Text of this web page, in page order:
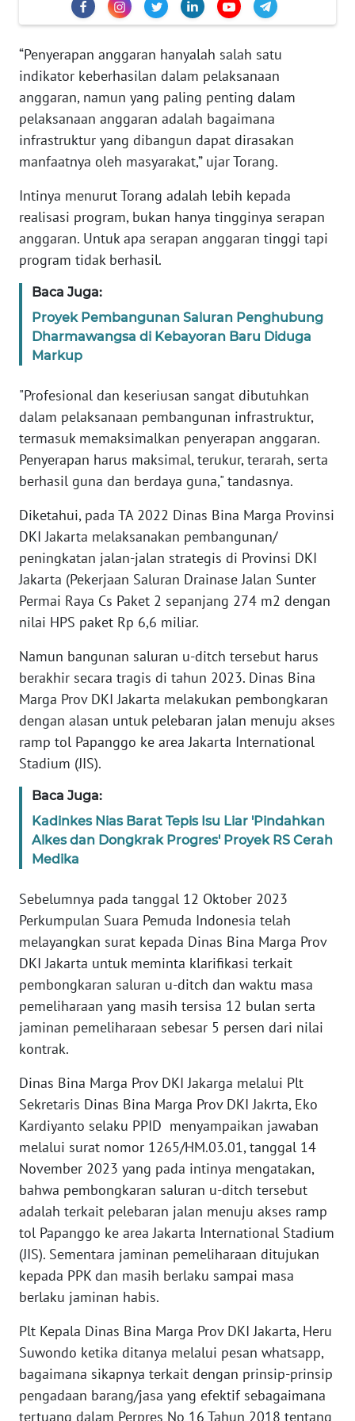
“Penyerapan anggaran hanyalah salah satu
indikator keberhasilan dalam pelaksanaan
anggaran, namun yang paling penting dalam
pelaksanaan anggaran adalah bagaimana
infrastruktur yang dibangun dapat dirasakan
manfaatnya oleh masyarakat,” ujar Torang.
Intinya menurut Torang adalah lebih kepada
realisasi program, bukan hanya tingginya serapan
anggaran. Untuk apa serapan anggaran tinggi tapi
program tidak berhasil.
Baca Juga:
Proyek Pembangunan Saluran Penghubung
Dharmawangsa di Kebayoran Baru Diduga
Markup
"Profesional dan keseriusan sangat dibutuhkan
dalam pelaksanaan pembangunan infrastruktur,
termasuk memaksimalkan penyerapan anggaran.
Penyerapan harus maksimal, terukur, terarah, serta
berhasil guna dan berdaya guna," tandasnya.
Diketahui, pada TA 2022 Dinas Bina Marga Provinsi
DKI Jakarta melaksanakan pembangunan/
peningkatan jalan-jalan strategis di Provinsi DKI
Jakarta (Pekerjaan Saluran Drainase Jalan Sunter
Permai Raya Cs Paket 2 sepanjang 274 m2 dengan
nilai HPS paket Rp 6,6 miliar.
Namun bangunan saluran u-ditch tersebut harus
berakhir secara tragis di tahun 2023. Dinas Bina
Marga Prov DKI Jakarta melakukan pembongkaran
dengan alasan untuk pelebaran jalan menuju akses
ramp tol Papanggo ke area Jakarta International
Stadium (JIS).
Baca Juga:
Kadinkes Nias Barat Tepis Isu Liar 'Pindahkan
Alkes dan Dongkrak Progres' Proyek RS Cerah
Medika
Sebelumnya pada tanggal 12 Oktober 2023
Perkumpulan Suara Pemuda Indonesia telah
melayangkan surat kepada Dinas Bina Marga Prov
DKI Jakarta untuk meminta klarifikasi terkait
pembongkaran saluran u-ditch dan waktu masa
pemeliharaan yang masih tersisa 12 bulan serta
jaminan pemeliharaan sebesar 5 persen dari nilai
kontrak.
Dinas Bina Marga Prov DKI Jakarga melalui Plt
Sekretaris Dinas Bina Marga Prov DKI Jakrta, Eko
Kardiyanto selaku PPID menyampaikan jawaban
melalui surat nomor 1265/HM.03.01, tanggal 14
November 2023 yang pada intinya mengatakan,
bahwa pembongkaran saluran u-ditch tersebut
adalah terkait pelebaran jalan menuju akses ramp
tol Papanggo ke area Jakarta International Stadium
(JIS). Sementara jaminan pemeliharaan ditujukan
kepada PPK dan masih berlaku sampai masa
berlaku jaminan habis.
Plt Kepala Dinas Bina Marga Prov DKI Jakarta, Heru
Suwondo ketika ditanya melalui pesan whatsapp,
bagaimana sikapnya terkait dengan prinsip-prinsip
pengadaan barang/jasa yang efektif sebagaimana
tertuang dalam Perpres No 16 Tahun 2018 tentang
BERITA
KONTAK
KAMI
INFO
TENTANG
KAMI
MEDIA
SIBER
REDAKSI
KARIR
DISCLAIMER
Wahana
News
Regional
SUMUT
WN
JAKARTA
WN
JABAR
WN
BANTEN
NTT
WN
KEPRI
WN
PAPUA
WN
BARAT
WN
RIAU
WN
SERAMBI
WN
JAMBI
WN
SULTRA
NTB
WN
SULTENG
SULBAR